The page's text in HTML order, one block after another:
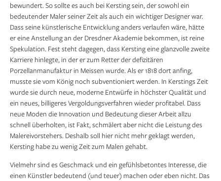
bewundert. So sollte es auch bei Kersting sein, der sowohl ein
bedeutender Maler seiner Zeit als auch ein wichtiger Designer war.
Dass seine künstlerische Entwicklung anders verlaufen wäre, hätte
er eine Anstellung an der Dresdner Akademie bekommen, ist reine
Spekulation. Fest steht dagegen, dass Kersting eine glanzvolle zweite
Karriere hinlegte, in der er zum Retter der defizitären
Porzellanmanufaktur in Meissen wurde. Als er 1818 dort anfing,
musste sie vom König noch subventioniert werden. In Kerstings Zeit
wurde sie durch neue, moderne Entwürfe in höchster Qualität und
ein neues, billigeres Vergoldungsverfahren wieder profitabel. Dass
neue Moden die Innovation und Bedeutung dieser Arbeit allzu
schnell überholten, ist Fakt, schmälert aber nicht die Leistung des
Malereivorstehers. Deshalb soll hier nicht mehr geklagt werden,
Kersting habe zu wenig Zeit zum Malen gehabt.
Vielmehr sind es Geschmack und ein gefühlsbetontes Interesse, die
einen Künstler bedeutend (und teuer) machen oder eben nicht. Das